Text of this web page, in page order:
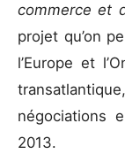
commerce et
projet qu’on
l’Europe et
négociations
2013.